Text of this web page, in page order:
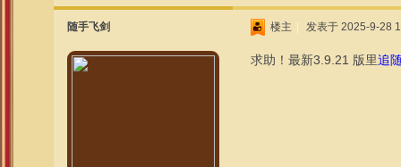
随手飞剑 楼主 发表于 2025-9-28
求助！最新3.9.21 版里追